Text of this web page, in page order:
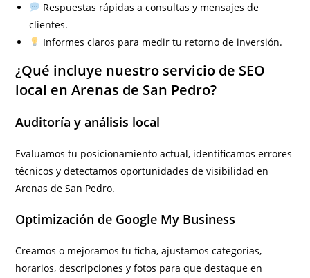
Respuestas rápidas a consultas y mensajes de
clientes.
Informes claros para medir tu retorno de inversión.
¿Qué incluye nuestro servicio de SEO
local en Arenas de San Pedro?
Auditoría y análisis local
Evaluamos tu posicionamiento actual, identificamos errores
técnicos y detectamos oportunidades de visibilidad en
Arenas de San Pedro.
Optimización de Google My Business
Creamos o mejoramos tu ficha, ajustamos categorías,
horarios, descripciones y fotos para que destaque en